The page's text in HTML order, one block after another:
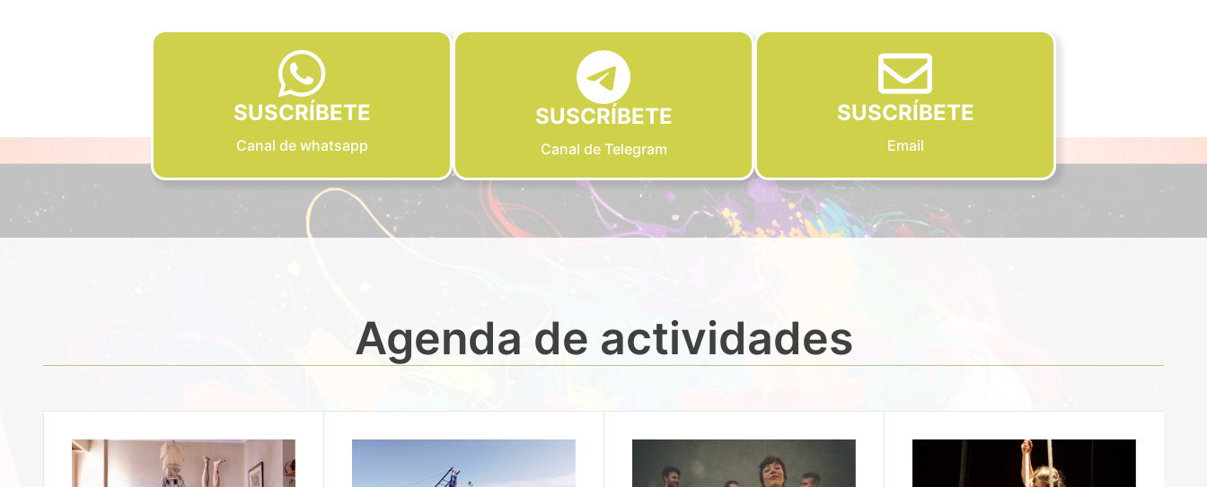
SUSCRÍBETE
Canal de whatsapp
SUSCRÍBETE
Canal de Telegram
SUSCRÍBETE
Email
Agenda de actividades